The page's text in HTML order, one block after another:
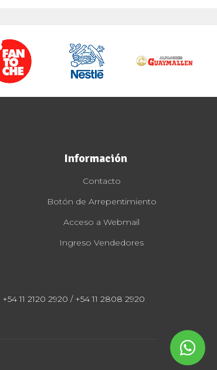
Información
Contacto
Botón de Arrepentimiento
Acceso a Webmail
Ingreso Vendedores
+54 11 2120 2920 / +54 11 2808 2920